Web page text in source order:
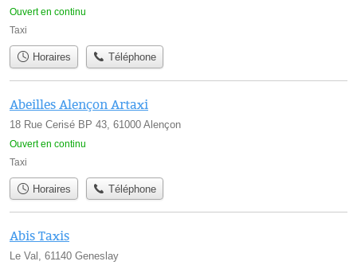
Ouvert en continu
Taxi
Horaires Téléphone
Abeilles Alençon Artaxi
18 Rue Cerisé BP 43, 61000 Alençon
Ouvert en continu
Taxi
Horaires Téléphone
Abis Taxis
Le Val, 61140 Geneslay